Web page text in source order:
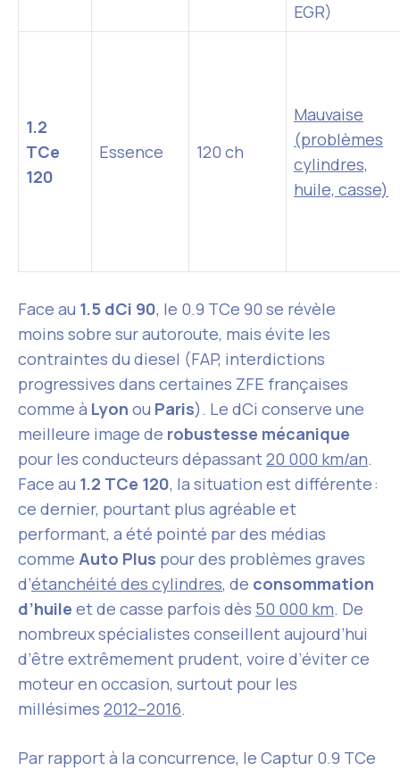
EGR)
1.2
TCe
120
Essence 120 ch
Mauvaise
(problèmes
cylindres,
huile, casse)
Face au 1.5 dCi 90, le 0.9 TCe 90 se révèle
moins sobre sur autoroute, mais évite les
contraintes du diesel (FAP, interdictions
progressives dans certaines ZFE françaises
comme à Lyon ou Paris). Le dCi conserve une
meilleure image de robustesse mécanique
pour les conducteurs dépassant20 000 km/an.
Face au 1.2 TCe 120, la situation est différente :
ce dernier, pourtant plus agréable et
performant, a été pointé par des médias
comme Auto Plus pour des problèmes graves
d’étanchéité des cylindres, de consommation
d’huile et de casse parfois dès 50 000 km. De
nombreux spécialistes conseillent aujourd’hui
d’être extrêmement prudent, voire d’éviter ce
moteur en occasion, surtout pour les
millésimes 2012–2016.
Par rapport à la concurrence, le Captur 0.9 TCe